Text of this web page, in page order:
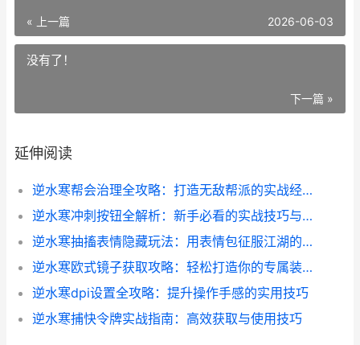
« 上一篇 2026-06-03
没有了！
下一篇 »
延伸阅读
逆水寒帮会治理全攻略：打造无敌帮派的实战经验分享
逆水寒冲刺按钮全解析：新手必看的实战技巧与隐藏用法
逆水寒抽搐表情隐藏玩法：用表情包征服江湖的另类攻略
逆水寒欧式镜子获取攻略：轻松打造你的专属装饰_
逆水寒dpi设置全攻略：提升操作手感的实用技巧
逆水寒捕快令牌实战指南：高效获取与使用技巧